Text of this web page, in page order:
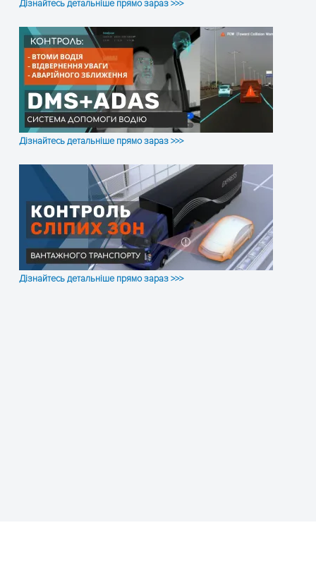
Дізнайтесь детальніше прямо зараз >>>
Дізнайтесь детальніше прямо зараз >>>
Дізнайтесь детальніше прямо зараз >>>
Внешняя GSM-
Внешняя GNSS-
Питание
Встроенная Ni-Mh
Размер, мм
72 х 104.1 х 26.8